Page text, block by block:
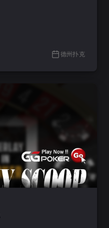
德州扑克